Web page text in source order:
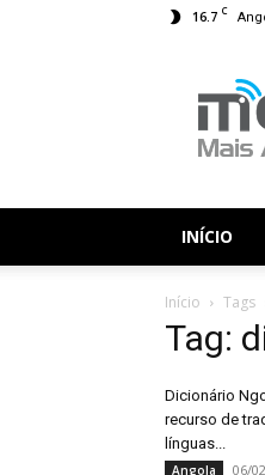
16.7 C
INÍCIO
Início Tags
Tag:
Dicionário
recurso de
línguas...
Angola 06/